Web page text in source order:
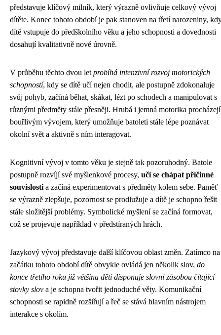
představuje klíčový milník, který výrazně ovlivňuje celkový vývoj
dítěte. Konec tohoto období je pak stanoven na třetí narozeniny,
dítě vstupuje do předškolního věku a jeho schopnosti a dovednosti
dosahují kvalitativně nové úrovně.
V průběhu těchto dvou let probíhá intenzivní rozvoj motorických
schopností, kdy se dítě učí nejen chodit, ale postupně zdokonaluje
svůj pohyb, začíná běhat, skákat, lézt po schodech a manipulovat s
různými předměty stále přesněji. Hrubá i jemná motorika procházejí
bouřlivým vývojem, který umožňuje batoleti stále lépe poznávat
okolní svět a aktivně s ním interagovat.
Kognitivní vývoj v tomto věku je stejně tak pozoruhodný. Batole
postupně rozvíjí své myšlenkové procesy, učí se chápat příčinné
souvislosti a začíná experimentovat s předměty kolem sebe. Paměť
se výrazně zlepšuje, pozornost se prodlužuje a dítě je schopno řešit
stále složitější problémy. Symbolické myšlení se začíná formovat,
což se projevuje například v předstíraných hrách.
Jazykový vývoj představuje další klíčovou oblast změn. Zatímco na
začátku tohoto období dítě obvykle ovládá jen několik slov, do
konce třetího roku již většina dětí disponuje slovní zásobou čítající
stovky slov a je schopna tvořit jednoduché věty. Komunikační
schopnosti se rapidně rozšiřují a řeč se stává hlavním nástrojem
interakce s okolím.